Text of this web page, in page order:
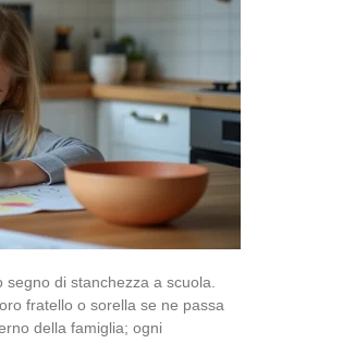
di stanchezza a scuola.
fratello o sorella se ne passa
della famiglia; ogni